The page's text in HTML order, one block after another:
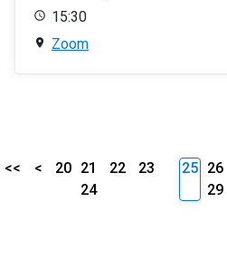
15:30
Zoom
<< < 20 21 22
23
24
25 26
29